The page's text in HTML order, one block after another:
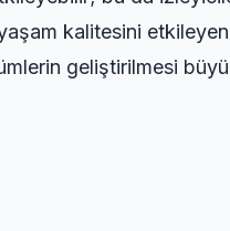
kalitesini
geliştirilmesi